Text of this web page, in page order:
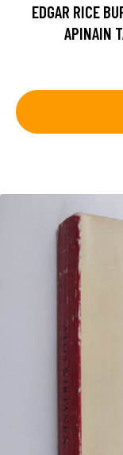
EDGAR RICE
APINAIN